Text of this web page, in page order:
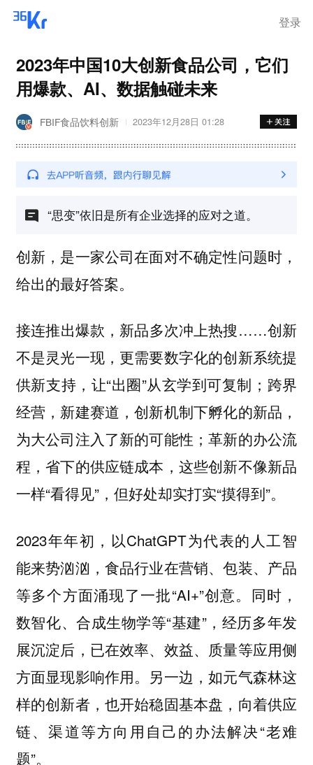
登录
2023年中国10大创新食品公司，它们
用爆款、AI、数据触碰未来
FBIF食品饮料创新 2023年12月28日 01:28
“思变”依旧是所有企业选择的应对之道。
创新，是一家公司在面对不确定性问题时，
给出的最好答案。
接连推出爆款，新品多次冲上热搜……创新
不是灵光一现，更需要数字化的创新系统提
供新支持，让“出圈”从玄学到可复制；跨界
经营，新建赛道，创新机制下孵化的新品，
为大公司注入了新的可能性；革新的办公流
程，省下的供应链成本，这些创新不像新品
一样“看得见”，但好处却实打实“摸得到”。
2023年年初，以ChatGPT为代表的人工智
能来势汹汹，食品行业在营销、包装、产品
等多个方面涌现了一批“AI+”创意。同时，
数智化、合成生物学等“基建”，经历多年发
展沉淀后，已在效率、效益、质量等应用侧
方面显现影响作用。另一边，如元气森林这
样的创新者，也开始稳固基本盘，向着供应
链、渠道等方向用自己的办法解决“老难
题”。